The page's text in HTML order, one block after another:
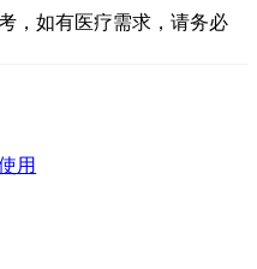
，如有医疗需求，请务必
用